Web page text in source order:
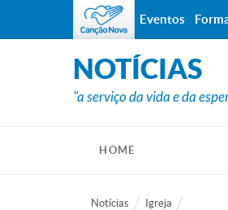
NOTÍCIAS
"a serviço da vida e da
HOME
Notícias Igreja
Eventos